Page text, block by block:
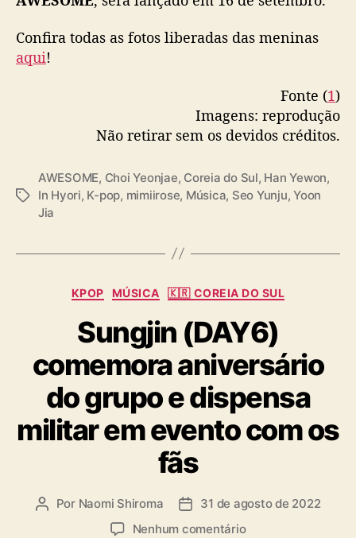
Confira todas as fotos liberadas das meninas
aqui!
Fonte (1)
Imagens: reprodução
Não retirar sem os devidos créditos.
T
AWESOME, Choi Yeonjae, Coreia do Sul, Han Yewon,
In Hyori, K-pop, mimiirose, Música, Seo Yunju,Yoon
Jia
C
e
g
o
r
i
a
s
KPOP MÚSICA 🇰🇷 COREIA DO SUL
Sungjin (DAY6)
comemora aniversário
do grupo e dispensa
militar em evento com os
fãs
A Por Naomi Shiroma
D 31 de agosto de 2022
Nenhum comentárioe